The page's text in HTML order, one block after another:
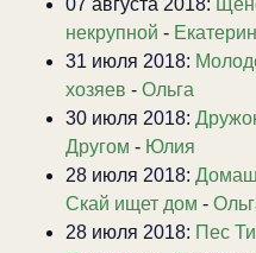
07 августа 2018:
некрупной -
31 июля 2018:
хозяев - Ольга
30 июля 2018:
Другом - Юлия
28 июля 2018:
Скай ищет дом -
28 июля 2018: Пес